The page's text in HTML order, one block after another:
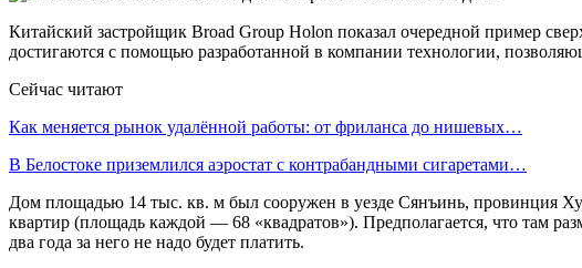
Китайский застройщик Broad Group Holon показал очередной пример
достигаются с помощью разработанной в компании технологии,
Сейчас читают
Как меняется рынок удалённой работы: от фриланса до нишевых…
В Белостоке приземлился аэростат с контрабандными сигаретами…
Дом площадью 14 тыс. кв. м был сооружен в уезде Сянъинь, провинция
квартир (площадь каждой — 68 «квадратов»). Предполагается, что там
два года за него не надо будет платить.